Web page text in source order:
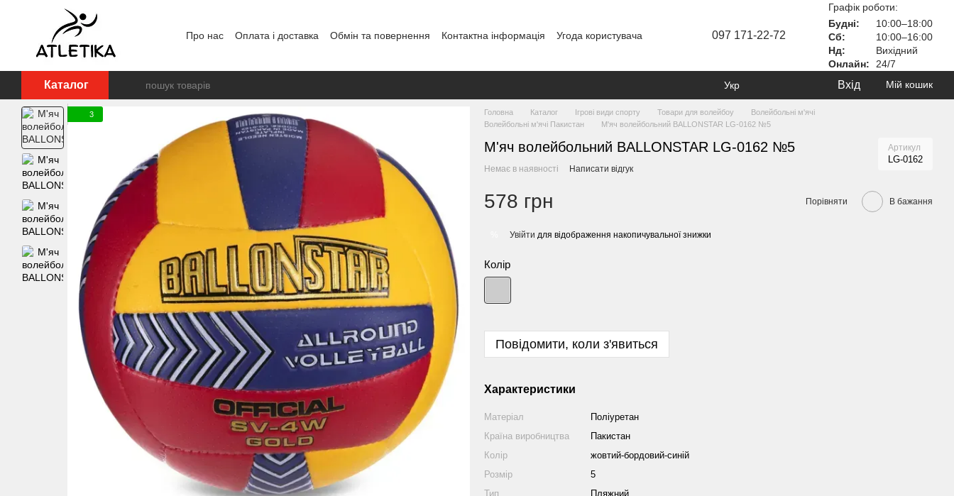
Перейти до основного контенту
Про нас Оплата і доставка Обмін та повернення Контактна інформація
Угода користувача
097 171-22-72
Графік роботи:
Будні:
10:00–18:00
Сб:
10:00–16:00
Нд:
Вихідний
Онлайн:
24/7
Каталог Укр Вхід Мій кошик
3 Головна Каталог Ігрові види спорту Товари для волейбоу
Волейбольні м'ячі
Волейбольні м'ячі Пакистан
М'яч волейбольний BALLONSTAR LG-0162 №5
М'яч волейбольний BALLONSTAR LG-0162 №5 Артикул
LG-0162
Немає в наявності Написати відгук
578 грн Порівняти В бажання
Увійти для відображення накопичувальної знижки
Колір
Повідомити, коли з'явиться
Характеристики
Матеріал
Поліуретан
Країна виробництва
Пакистан
Колір
жовтий-бордовий-синій
Розмір
5
Тип
Пляжний